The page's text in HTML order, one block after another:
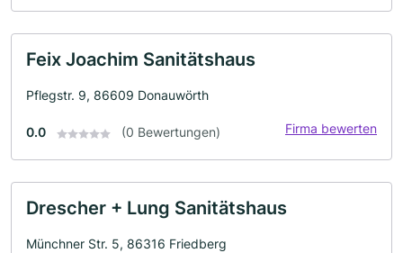
Feix Joachim Sanitätshaus
Pflegstr. 9, 86609 Donauwörth
0.0 (0 Bewertungen) Firma bewerten
Drescher + Lung Sanitätshaus
Münchner Str. 5, 86316 Friedberg